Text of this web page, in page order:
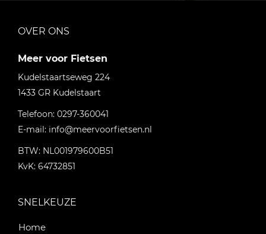
OVER ONS
Meer voor Fietsen
Kudelstaartseweg 224
1433 GR Kudelstaart
Telefoon: 0297-360041
E-mail: info@meervoorfietsen.nl
BTW: NL001979600B51
KvK: 64732851
SNELKEUZE
Home